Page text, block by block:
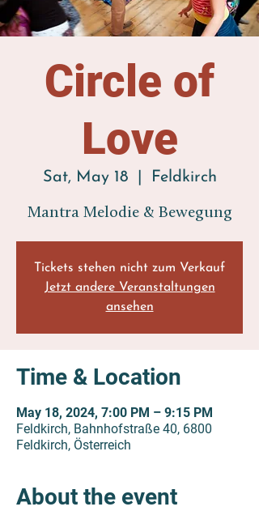
Circle of
Love
Sat, May 18
  |
Feldkirch
Mantra Melodie & Bewegung
Tickets stehen nicht zum Verkauf
Jetzt andere Veranstaltungen
ansehen
Time & Location
May 18, 2024, 7:00 PM – 9:15 PM
Feldkirch, Bahnhofstraße 40, 6800
Feldkirch, Österreich
About the event